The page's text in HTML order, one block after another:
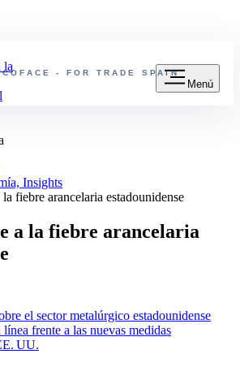
COFACE - FOR TRADE SPAIN
la
Menú
Insights
fiebre arancelaria estadounidense
a la fiebre arancelaria
el sector metalúrgico estadounidense
frente a las nuevas medidas
UU.